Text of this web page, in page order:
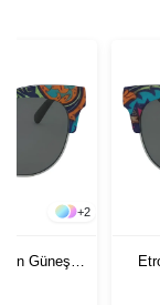
+2
Güneş